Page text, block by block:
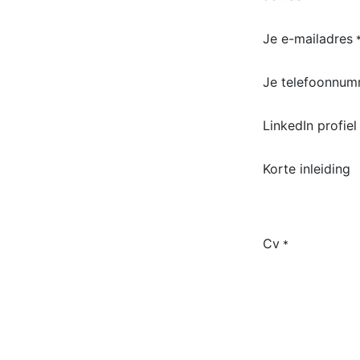
Je e-mailadres *
Je
LinkedIn profiel
Korte inleiding
Cv *